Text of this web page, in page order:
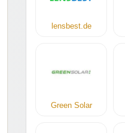
lensbest.de
Green Solar